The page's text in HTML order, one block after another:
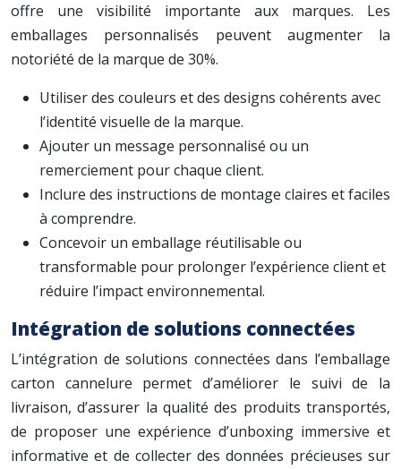
offre une visibilité importante aux marques. Les
emballages personnalisés peuvent augmenter la
notoriété de la marque de 30%.
Utiliser des couleurs et des designs cohérents avec
l’identité visuelle de la marque.
Ajouter un message personnalisé ou un
remerciement pour chaque client.
Inclure des instructions de montage claires et faciles
à comprendre.
Concevoir un emballage réutilisable ou
transformable pour prolonger l’expérience client et
réduire l’impact environnemental.
Intégration de solutions connectées
L’intégration de solutions connectées dans l’emballage
carton cannelure permet d’améliorer le suivi de la
livraison, d’assurer la qualité des produits transportés,
de proposer une expérience d’unboxing immersive et
informative et de collecter des données précieuses sur